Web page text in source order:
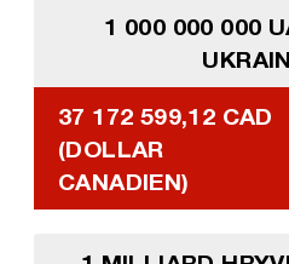
1 000 000 000
37 172 599,12 CAD
(DOLLAR
CANADIEN)